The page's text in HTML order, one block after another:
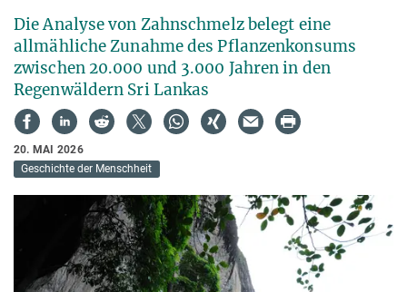
Die Analyse von Zahnschmelz belegt eine
allmähliche Zunahme des Pflanzenkonsums
zwischen 20.000 und 3.000 Jahren in den
Regenwäldern Sri Lankas
20. MAI 2026
Geschichte der Menschheit